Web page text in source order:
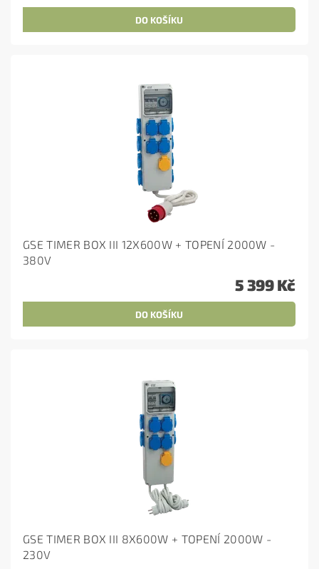
GSE TIMER BOX III 12X600W + TOPENÍ 2000W -
380V
5 399 Kč
GSE TIMER BOX III 8X600W + TOPENÍ 2000W -
230V